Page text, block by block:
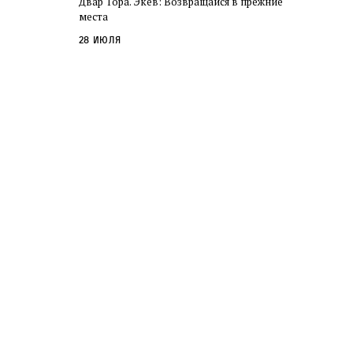
слово в переводе Библии
места
28 июля